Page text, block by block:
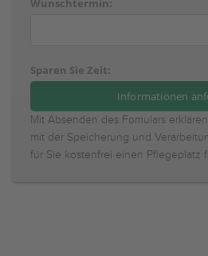
Wunschtermin:
Sparen Sie Zeit:
Mit Absenden des Fomulars
mit der Speicherung und
für Sie kostenfrei einen Pflegeplatz